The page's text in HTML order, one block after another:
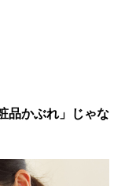
品かぶれ」じゃな